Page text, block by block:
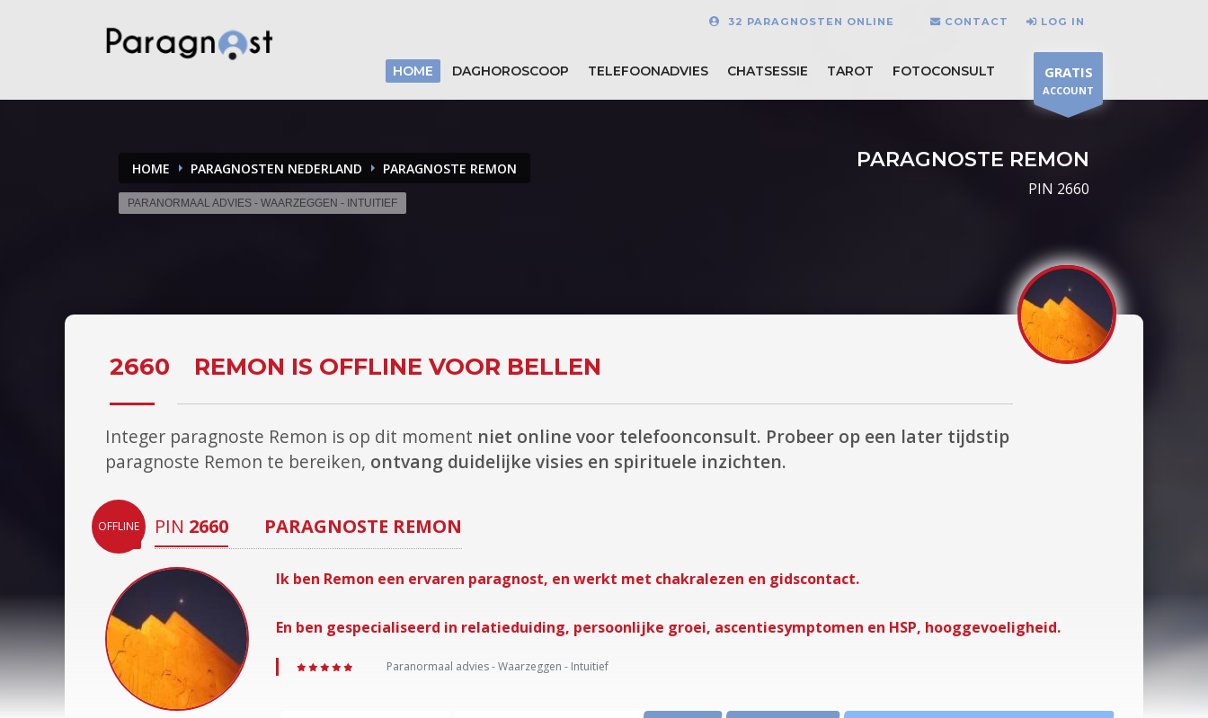
32 PARAGNOSTEN ONLINE CONTACT LOG IN
HOME DAGHOROSCOOP TELEFOONADVIES CHATSESSIE TAROT FOTOCONSULT GRATIS
ACCOUNT
HOME PARAGNOSTEN NEDERLAND PARAGNOSTE REMON
PARANORMAAL ADVIES - WAARZEGGEN - INTUITIEF
PARAGNOSTE REMON
PIN 2660
2660 REMON IS OFFLINE VOOR BELLEN
Integer paragnoste Remon is op dit moment niet online voor telefoonconsult. Probeer op een later tijdstip
paragnoste Remon te bereiken, ontvang duidelijke visies en spirituele inzichten.
OFFLINE PIN 2660 PARAGNOSTE REMON
Ik ben Remon een ervaren paragnost, en werkt met chakralezen en gidscontact.
En ben gespecialiseerd in relatieduiding, persoonlijke groei, ascentiesymptomen en HSP, hooggevoeligheid.
Paranormaal advies - Waarzeggen - Intuitief